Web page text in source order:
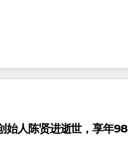
始人陈贤进逝世，享年98